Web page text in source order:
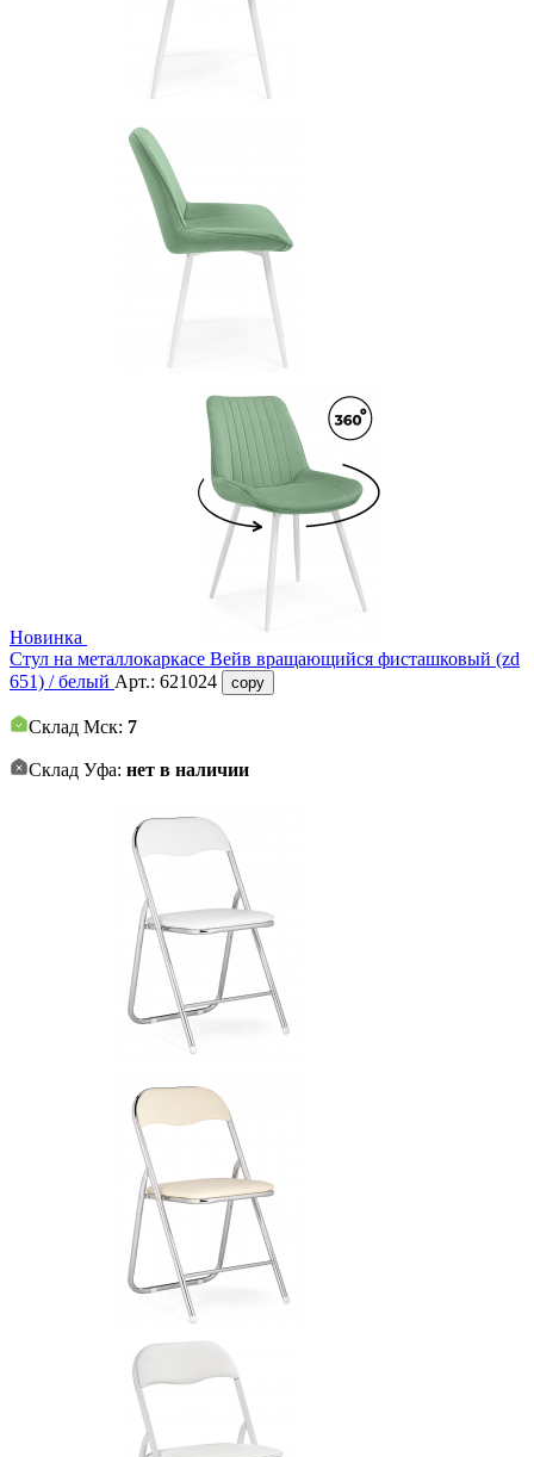
Новинка
Стул на металлокаркасе Вейв вращающийся фисташковый (zd
651) / белый Арт.: 621024 copy
Склад Мск: 7
Склад Уфа: нет в наличии